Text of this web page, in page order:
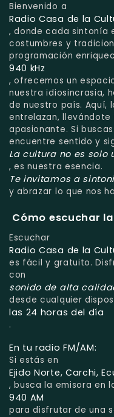
Bienvenido a
Radio Casa de la
, donde cada sintonía
costumbres y
programación
940 kHz
, ofrecemos un
nuestra idiosincrasia,
de nuestro país. Aquí,
entrelazan,
apasionante. Si
encuentre sentido y
La cultura no es solo
, es nuestra esencia.
Te invitamos a
y abrazar lo que nos
Cómo escuchar
Escuchar
Radio Casa de la
es fácil y gratuito.
con
sonido de alta
desde cualquier
las 24 horas del día
.
En tu radio FM/AM:
Si estás en
Ejido Norte, Carchi,
, busca la emisora en
940 AM
para disfrutar de una